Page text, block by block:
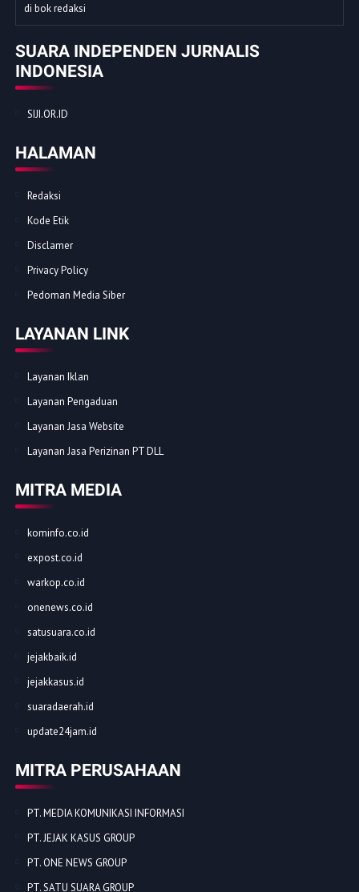
di bok redaksi
SUARA INDEPENDEN JURNALIS
INDONESIA
SIJI.OR.ID
HALAMAN
Redaksi
Kode Etik
Disclamer
Privacy Policy
Pedoman Media Siber
LAYANAN LINK
Layanan Iklan
Layanan Pengaduan
Layanan Jasa Website
Layanan Jasa Perizinan PT DLL
MITRA MEDIA
kominfo.co.id
expost.co.id
warkop.co.id
onenews.co.id
satusuara.co.id
jejakbaik.id
jejakkasus.id
suaradaerah.id
update24jam.id
MITRA PERUSAHAAN
PT. MEDIA KOMUNIKASI INFORMASI
PT. JEJAK KASUS GROUP
PT. ONE NEWS GROUP
PT. SATU SUARA GROUP